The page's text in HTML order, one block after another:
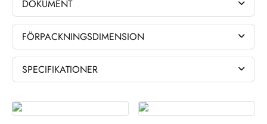
DOKUMENT
FÖRPACKNINGSDIMENSION
SPECIFIKATIONER